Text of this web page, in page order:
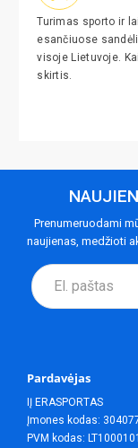
Turimas sporto ir
esančiuose
visoje Lietuvoje.
skirtis.
Prenumeruodami
naujienas, medžioti
Pardavėjas
IĮ ERASPORTAS
Įmones kodas:
PVM kodas: